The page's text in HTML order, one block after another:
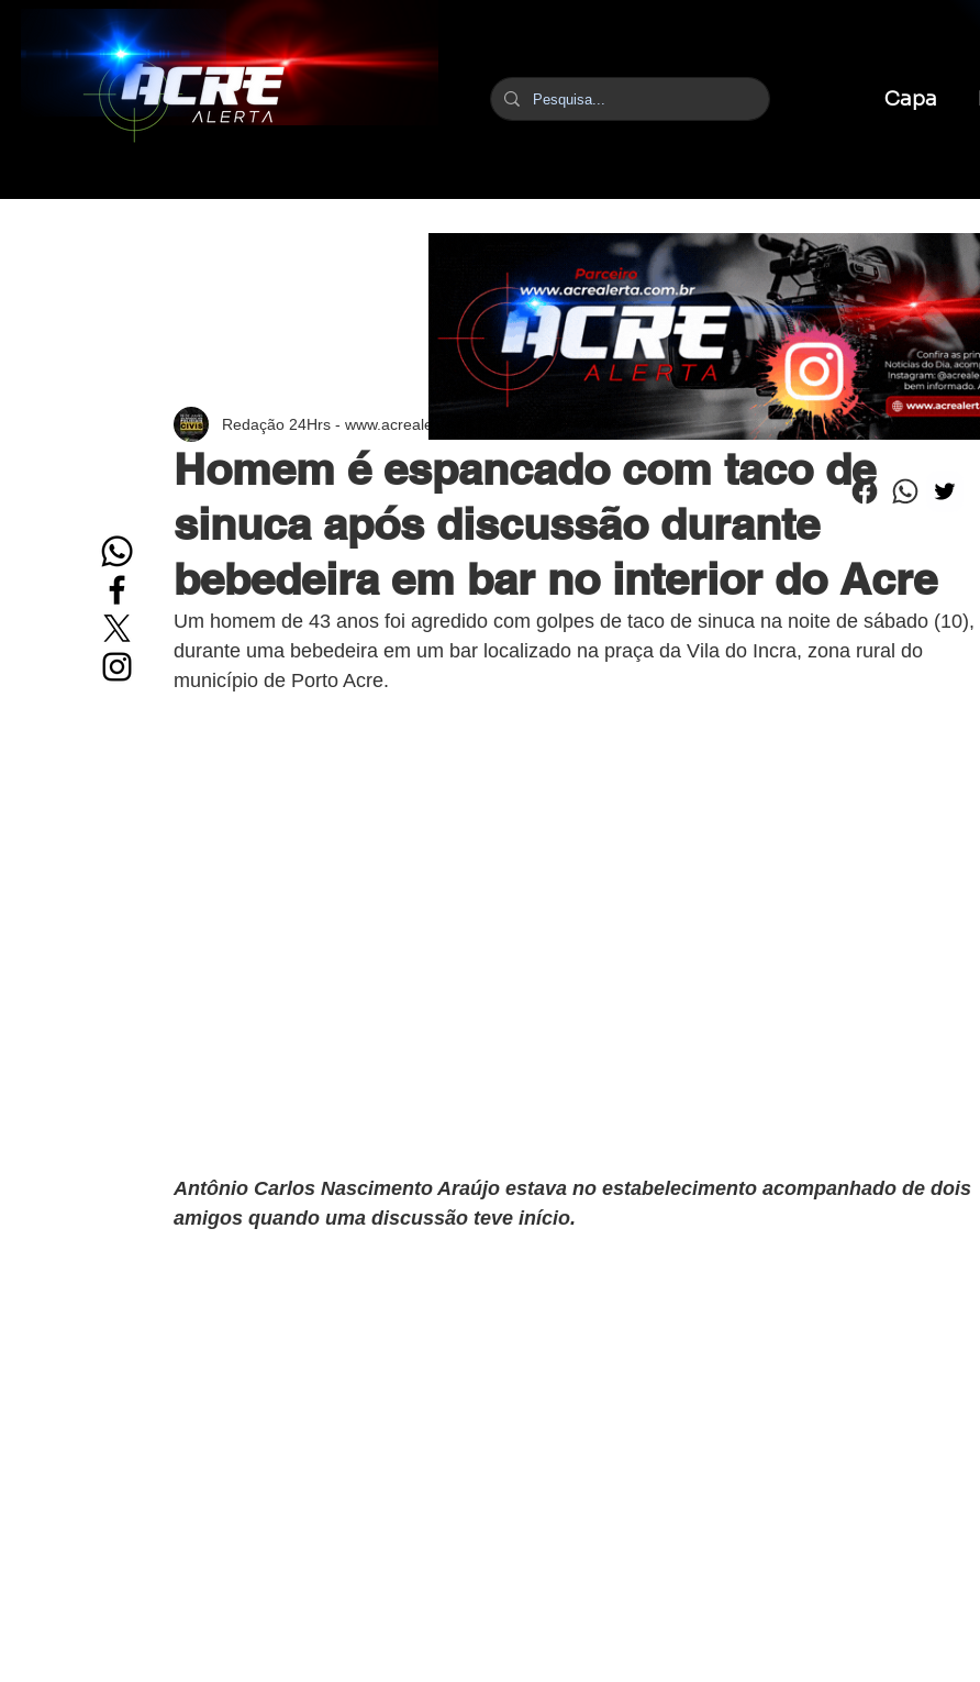
Capa
Homem é espancado com taco de
sinuca após discussão durante
bebedeira em bar no interior do Acre
Redação 24Hrs - www.acrealerta.com.br 11 de mai. de 2025 1 min de leitura
Um homem de 43 anos foi agredido com golpes de taco de sinuca na noite de sábado (10),
durante uma bebedeira em um bar localizado na praça da Vila do Incra, zona rural do
município de Porto Acre.
Antônio Carlos Nascimento Araújo estava no estabelecimento acompanhado de dois
amigos quando uma discussão teve início.